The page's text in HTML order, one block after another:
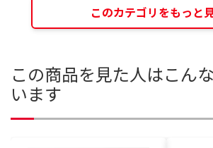
このカテゴリをもっと
この商品を見た人はこん
います